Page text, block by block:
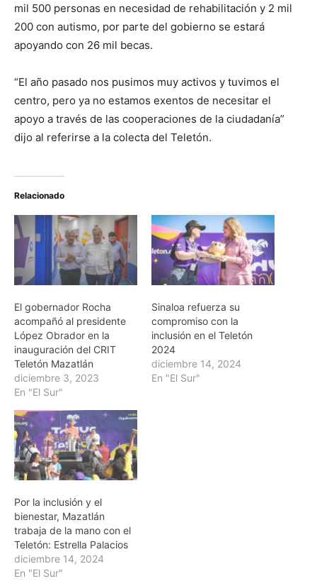
mil 500 personas en necesidad de rehabilitación y 2 mil
200 con autismo, por parte del gobierno se estará
apoyando con 26 mil becas.
“El año pasado nos pusimos muy activos y tuvimos el
centro, pero ya no estamos exentos de necesitar el
apoyo a través de las cooperaciones de la ciudadanía”
dijo al referirse a la colecta del Teletón.
Relacionado
El gobernador Rocha
acompañó al presidente
López Obrador en la
inauguración del CRIT
Teletón Mazatlán
diciembre 3, 2023
En "El Sur"
Sinaloa refuerza su
compromiso con la
inclusión en el Teletón
2024
diciembre 14, 2024
En "El Sur"
Por la inclusión y el
bienestar, Mazatlán
trabaja de la mano con el
Teletón: Estrella Palacios
diciembre 14, 2024
En "El Sur"